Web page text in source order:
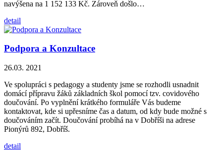
navýšena na 1 152 133 Kč. Zároveň došlo…
detail
Podpora a Konzultace
26.03. 2021
Ve spolupráci s pedagogy a studenty jsme se rozhodli usnadnit
domácí přípravu žáků základních škol pomocí tzv. covidového
doučování. Po vyplnění krátkého formuláře Vás budeme
kontaktovat, kde si upřesníme čas a datum, od kdy bude možné s
doučováním začít. Doučování probíhá na v Dobříši na adrese
Pionýrů 892, Dobříš.
detail